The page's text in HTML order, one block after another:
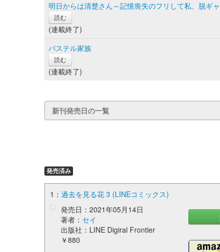
明日からは清楚さん～記憶喪失のフリして私、脱ギ
読む
(連載終了)
パステル家族
読む
(連載終了)
新刊発売日の一覧
発売済み
1： 過去を見る花 3 (LINEコミックス)
発売日：2021年05月14日
著者： セイ
出版社：LINE Digiral Frontier
￥880